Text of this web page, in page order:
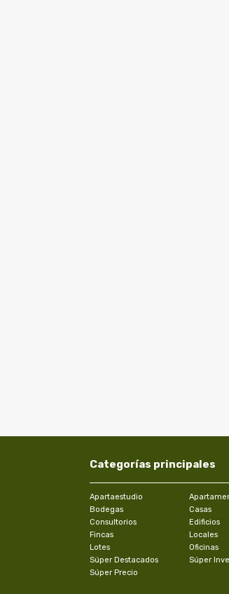
Categorías principales
Apartaestudio
Bodegas
Casas
Consultorios
Edificios
Fincas
Locales
Lotes
Oficinas
Súper Destacados
Súper
Súper Precio